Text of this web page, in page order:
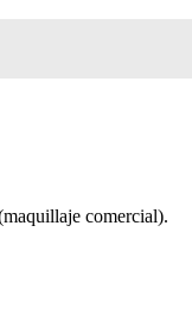
comercial).